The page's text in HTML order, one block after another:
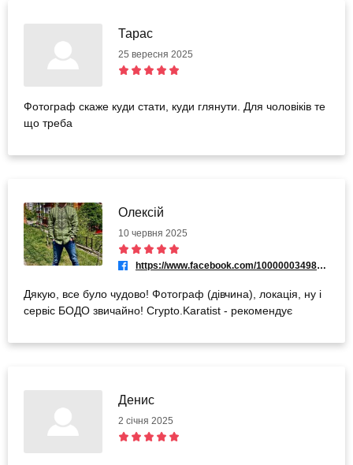
Тарас
25 вересня 2025
Фотограф скаже куди стати, куди глянути. Для чоловіків те
що треба
Олексій
10 червня 2025
https://www.facebook.com/100000034984143
Дякую, все було чудово! Фотограф (дівчина), локація, ну і
сервіс БОДО звичайно! Crypto.Karatist - рекомендує
Денис
2 січня 2025